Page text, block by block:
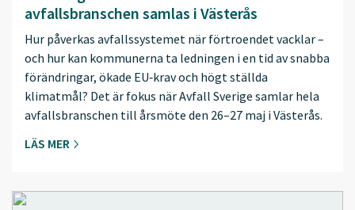
avfallsbranschen samlas i Västerås
Hur påverkas avfallssystemet när förtroendet vacklar –
och hur kan kommunerna ta ledningen i en tid av snabba
förändringar, ökade EU‑krav och högt ställda
klimatmål? Det är fokus när Avfall Sverige samlar hela
avfallsbranschen till årsmöte den 26–27 maj i Västerås.
LÄS MER